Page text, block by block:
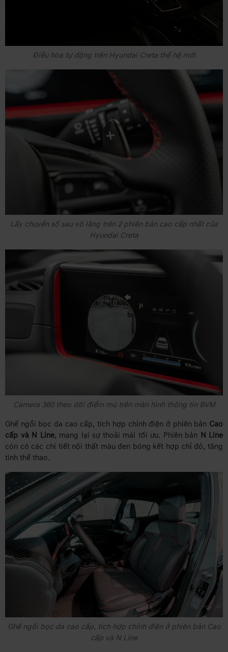
Điều hòa tự động trên Hyundai Creta thế hệ mới
Lấy chuyển số sau vô lăng trên 2 phiên bản cao cấp nhất của
Hyundai Creta
Camera 360 theo dõi điểm mù trên màn hình thông tin BVM
Ghế ngồi bọc da cao cấp, tích hợp chỉnh điện ở phiên bản Cao
cấp và N Line, mang lại sự thoải mái tối ưu. Phiên bản N Line
còn có các chi tiết nội thất màu đen bóng kết hợp chỉ đỏ, tăng
tính thể thao.
Ghế ngồi bọc da cao cấp, tích hợp chỉnh điện ở phiên bản Cao
cấp và N Line